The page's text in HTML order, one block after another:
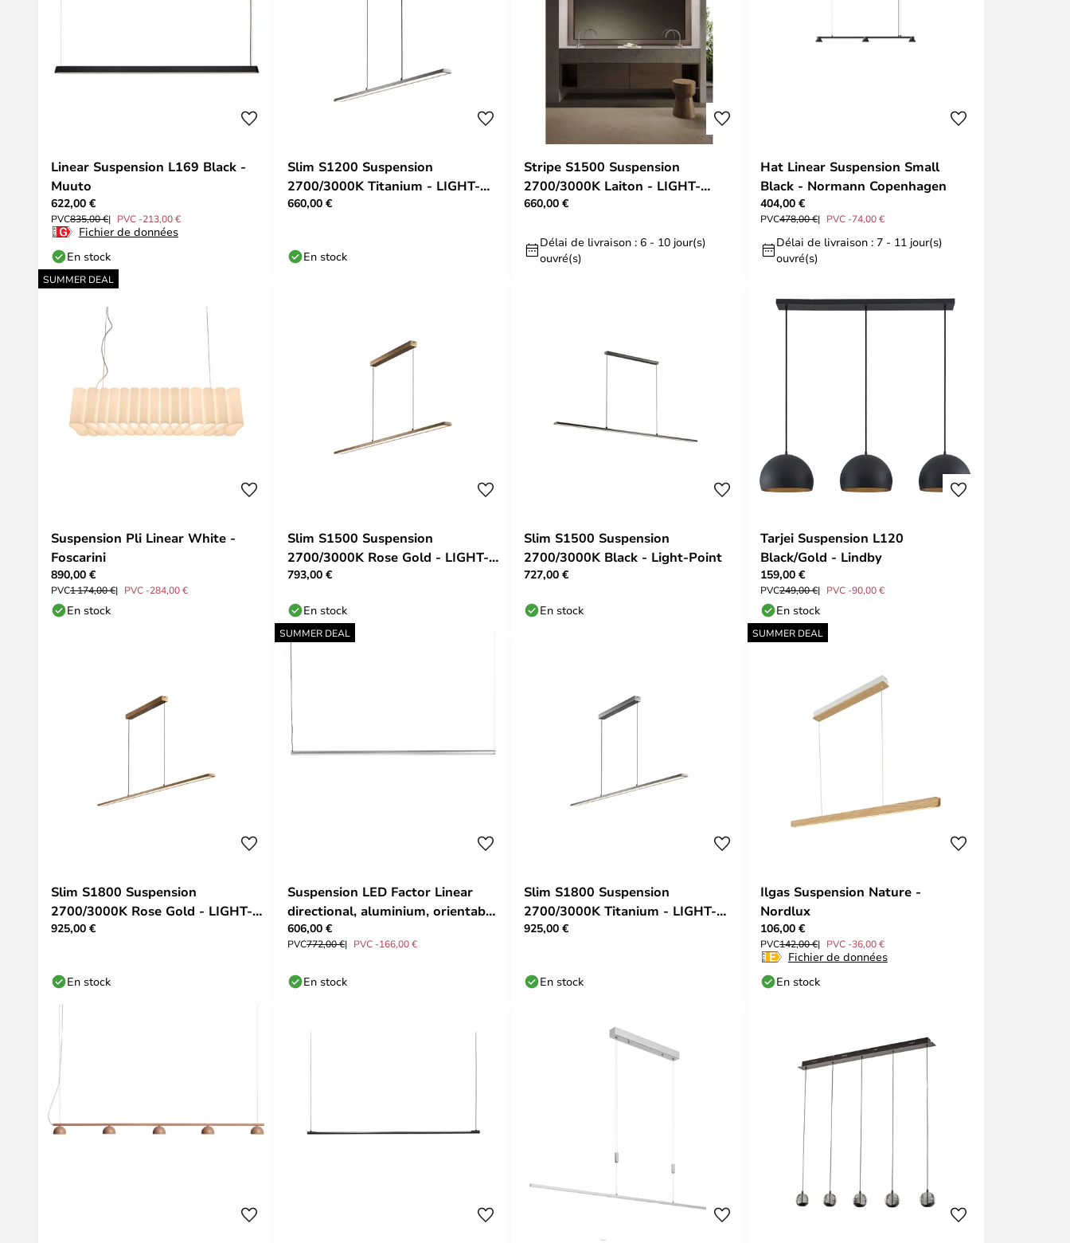
Linear Suspension L169 Black -
Muuto
622,00 €
PVC835,00 € PVC -213,00 €
Fichier de données
En stock
Slim S1200 Suspension
2700/3000K Titanium - LIGHT-
POINT
660,00 €
En stock
Stripe S1500 Suspension
2700/3000K Laiton - LIGHT-
POINT
660,00 €
Délai de livraison : 6 - 10 jour(s)
ouvré(s)
Hat Linear Suspension Small
Black - Normann Copenhagen
404,00 €
PVC478,00 € PVC -74,00 €
Délai de livraison : 7 - 11 jour(s)
ouvré(s)
SUMMER DEAL
Suspension Pli Linear White -
Foscarini
890,00 €
PVC1 174,00 € PVC -284,00 €
En stock
Slim S1500 Suspension
2700/3000K Rose Gold - LIGHT-
POINT
793,00 €
En stock
Slim S1500 Suspension
2700/3000K Black - Light-Point
727,00 €
En stock
Tarjei Suspension L120
Black/Gold - Lindby
159,00 €
PVC249,00 € PVC -90,00 €
En stock
Slim S1800 Suspension
2700/3000K Rose Gold - LIGHT-
POINT
925,00 €
En stock
SUMMER DEAL
Suspension LED Factor Linear
directional, aluminium, orientable
- HAY
606,00 €
PVC772,00 € PVC -166,00 €
En stock
Slim S1800 Suspension
2700/3000K Titanium - LIGHT-
POINT
925,00 €
En stock
SUMMER DEAL
Ilgas Suspension Nature -
Nordlux
106,00 €
PVC142,00 € PVC -36,00 €
Fichier de données
En stock